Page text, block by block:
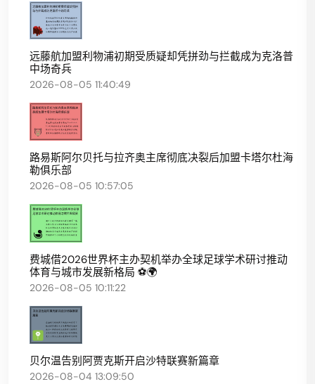
远藤航加盟利物浦初期受质疑却凭拼劲与拦截成为克洛普
中场奇兵
2026-08-05 11:40:49
路易斯阿尔贝托与拉齐奥主席彻底决裂后加盟卡塔尔杜海
勒俱乐部
2026-08-05 10:57:05
费城借2026世界杯主办契机举办全球足球学术研讨推动
体育与城市发展新格局 ⚽🌍
2026-08-05 10:11:22
贝尔温告别阿贾克斯开启沙特联赛新篇章
2026-08-04 13:09:50